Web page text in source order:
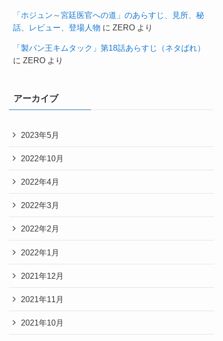
「ホジュン～宮廷医官への道」のあらすじ、見所、秘
話、レビュー、登場人物 に ZEROより
「製パン王キムタック」第18話あらすじ（ネタばれ）
に ZEROより
アーカイブ
2023年5月
2022年10月
2022年4月
2022年3月
2022年2月
2022年1月
2021年12月
2021年11月
2021年10月